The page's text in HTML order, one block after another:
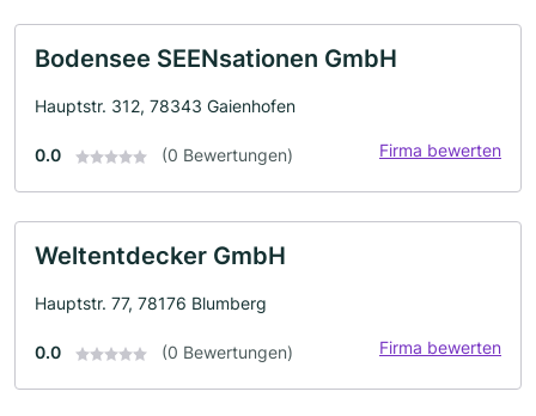
Bodensee SEENsationen GmbH
Hauptstr. 312, 78343 Gaienhofen
0.0 (0 Bewertungen) Firma bewerten
Weltentdecker GmbH
Hauptstr. 77, 78176 Blumberg
0.0 (0 Bewertungen) Firma bewerten